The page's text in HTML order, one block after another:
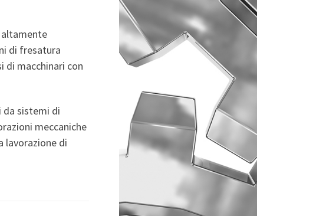
altamente
di fresatura
di macchinari con
da sistemi di
meccaniche
lavorazione di